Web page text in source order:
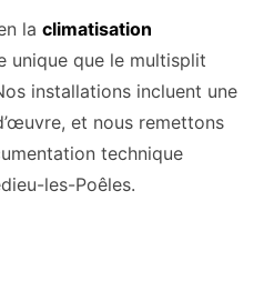
la climatisation
unique que le multisplit
installations incluent une
et nous remettons
technique
les-Poêles.